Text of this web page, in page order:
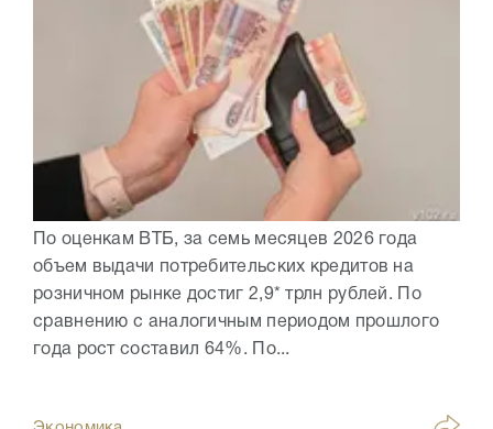
По оценкам ВТБ, за семь месяцев 2026 года
объем выдачи потребительских кредитов на
розничном рынке достиг 2,9* трлн рублей. По
сравнению с аналогичным периодом прошлого
года рост составил 64%. По...